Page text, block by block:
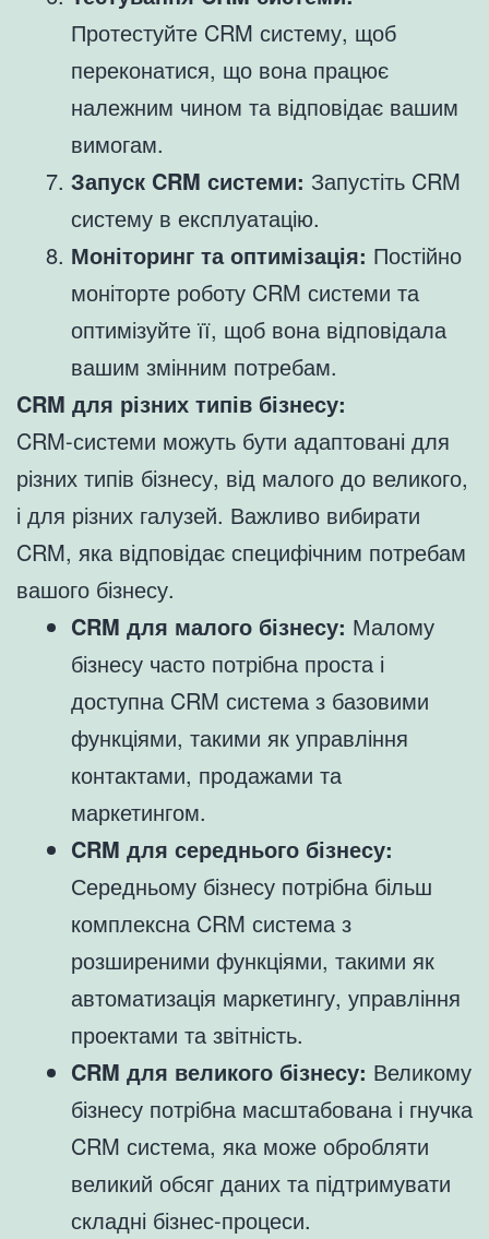
Протестуйте CRM систему, щоб
переконатися, що вона працює
належним чином та відповідає вашим
вимогам.
Запуск CRM системи: Запустіть CRM
систему в експлуатацію.
Моніторинг та оптимізація: Постійно
моніторте роботу CRM системи та
оптимізуйте її, щоб вона відповідала
вашим змінним потребам.
CRM для різних типів бізнесу:
CRM-системи можуть бути адаптовані для
різних типів бізнесу, від малого до великого,
і для різних галузей. Важливо вибирати
CRM, яка відповідає специфічним потребам
вашого бізнесу.
CRM для малого бізнесу: Малому
бізнесу часто потрібна проста і
доступна CRM система з базовими
функціями, такими як управління
контактами, продажами та
маркетингом.
CRM для середнього бізнесу:
Середньому бізнесу потрібна більш
комплексна CRM система з
розширеними функціями, такими як
автоматизація маркетингу, управління
проектами та звітність.
CRM для великого бізнесу: Великому
бізнесу потрібна масштабована і гнучка
CRM система, яка може обробляти
великий обсяг даних та підтримувати
складні бізнес-процеси.